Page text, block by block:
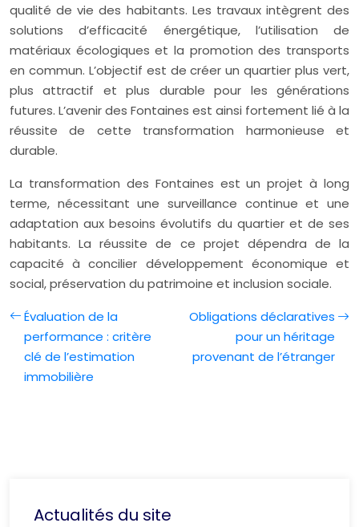
qualité de vie des habitants. Les travaux intègrent des
solutions d’efficacité énergétique, l’utilisation de
matériaux écologiques et la promotion des transports
en commun. L’objectif est de créer un quartier plus vert,
plus attractif et plus durable pour les générations
futures. L’avenir des Fontaines est ainsi fortement lié à la
réussite de cette transformation harmonieuse et
durable.
La transformation des Fontaines est un projet à long
terme, nécessitant une surveillance continue et une
adaptation aux besoins évolutifs du quartier et de ses
habitants. La réussite de ce projet dépendra de la
capacité à concilier développement économique et
social, préservation du patrimoine et inclusion sociale.
Évaluation de la
performance : critère
clé de l’estimation
immobilière
Obligations déclaratives
pour un héritage
provenant de l’étranger
Actualités du site